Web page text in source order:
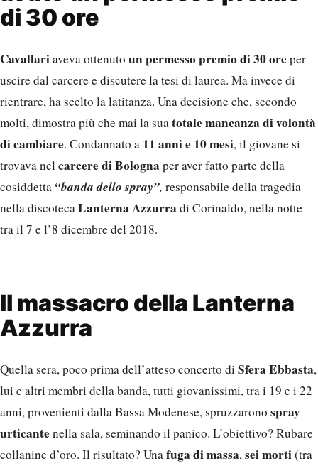
di 30 ore
Cavallariaveva ottenuto un permesso premio di 30 oreper
uscire dal carcere e discutere la tesi di laurea. Ma invece di
rientrare, ha scelto la latitanza. Una decisione che, secondo
molti, dimostra più che mai la suatotale mancanza di volontà
di cambiare. Condannato a 11 anni e 10 mesi, il giovane si
trovava nelcarcere di Bologna per aver fatto parte della
cosiddetta “banda dello spray”, responsabile della tragedia
nella discotecaLanterna Azzurra di Corinaldo, nella notte
tra il 7 e l’8 dicembre del 2018.
Il massacro della Lanterna
Azzurra
Quella sera, poco prima dell’atteso concerto di Sfera Ebbasta,
lui e altri membri della banda, tutti giovanissimi, tra i 19 e i 22
anni, provenienti dalla Bassa Modenese, spruzzarono spray
urticantenella sala, seminando il panico. L’obiettivo? Rubare
collanine d’oro. Il risultato? Unafuga di massa,sei morti(tra